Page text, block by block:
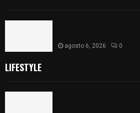
agosto 6, 2026 0
LIFESTYLE